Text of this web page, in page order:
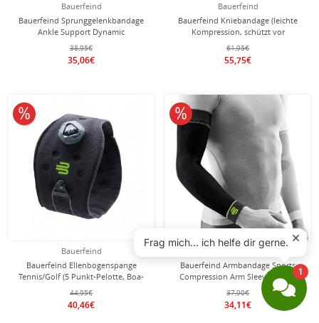
Bauerfeind
Bauerfeind Sprunggelenkbandage
Ankle Support Dynamic
schwarz/blau 1er
38,95€
35,06€
Bauerfeind
Bauerfeind Kniebandage (leichte
Kompression, schützt vor
Überlastung) schwarz/blau - 1 Stück
61,95€
55,75€
Bauerfeind
Bauerfeind Ellenbogenspange
Tennis/Golf (5 Punkt-Pelotte, Boa-
Verschluss) schwarz
44,95€
40,46€
10% reduziert
Bauerfeind Armbandage Sports
Compression Arm Sleeves Short
(leicht, komfortabel) schwarz - 2
Stück
37,90€
34,11€
10% reduziert